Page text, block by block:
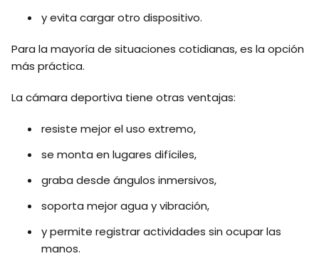
y evita cargar otro dispositivo.
Para la mayoría de situaciones cotidianas, es la opción
más práctica.
La cámara deportiva tiene otras ventajas:
resiste mejor el uso extremo,
se monta en lugares difíciles,
graba desde ángulos inmersivos,
soporta mejor agua y vibración,
y permite registrar actividades sin ocupar las
manos.